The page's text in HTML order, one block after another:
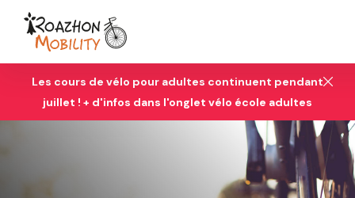
Les cours de vélo pour adultes continuent pendant
juillet ! + d'infos dans l'onglet vélo école adultes